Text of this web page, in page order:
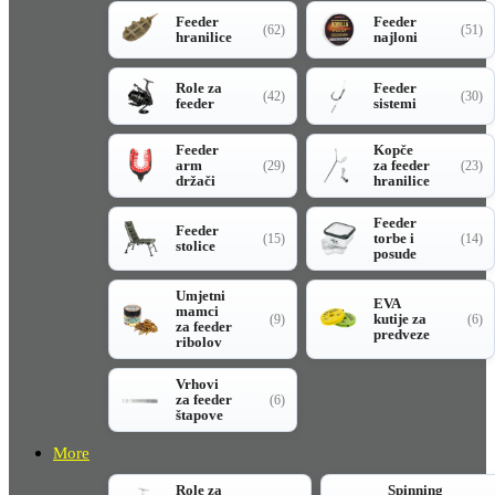
Feeder
hranilice
(62)
Feeder
najloni
(51)
Role za
feeder
(42)
Feeder
sistemi
(30)
Feeder
arm
držači
(29)
Kopče
za feeder
hranilice
(23)
Feeder
stolice
(15)
Feeder
torbe i
posude
(14)
Umjetni
mamci
za feeder
ribolov
(9)
EVA
kutije za
predveze
(6)
Vrhovi
za feeder
štapove
(6)
More
Role za
Spinning